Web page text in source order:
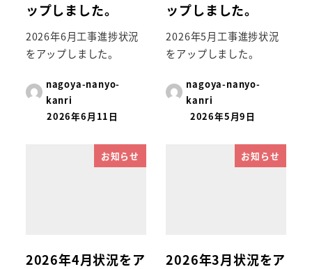
ップしました。
2026年6月工事進捗状況
をアップしました。
nagoya-nanyo-
kanri
2026年6月11日
ップしました。
2026年5月工事進捗状況
をアップしました。
nagoya-nanyo-
kanri
2026年5月9日
お知らせ
2026年4月状況をア
お知らせ
2026年3月状況をア